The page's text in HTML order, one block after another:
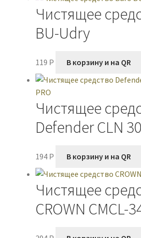
Чистящее
BU-Udry
119 P В корзину и на QR
Чистящее
Defender CLN
194 P В корзину и на QR
Чистящее
CROWN CMCL-